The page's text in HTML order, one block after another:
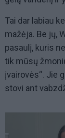
Tai dar labiau
mažėja. Be jų,
pasaulį, kuris
tik mūsų
įvairovės“. Jie
stovi ant